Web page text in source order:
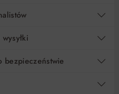
bezpieczeństwie